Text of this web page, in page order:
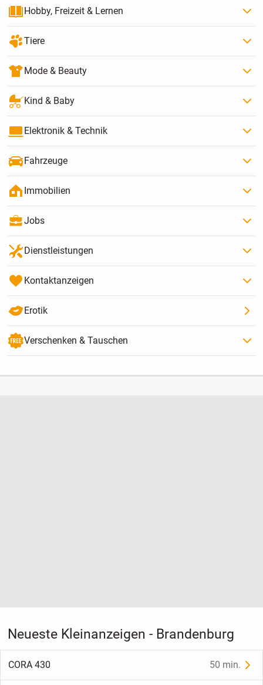
Hobby, Freizeit & Lernen
Tiere
Mode & Beauty
Kind & Baby
Elektronik & Technik
Fahrzeuge
Immobilien
Jobs
Dienstleistungen
Kontaktanzeigen
Erotik
Verschenken & Tauschen
Neueste Kleinanzeigen - Brandenburg
CORA 430 50 min.